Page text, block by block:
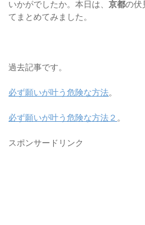
いかがでしたか。本日は、京都の伏
てまとめてみました。
過去記事です。
必ず願いが叶う危険な方法。
必ず願いが叶う危険な方法２ 。
スポンサードリンク